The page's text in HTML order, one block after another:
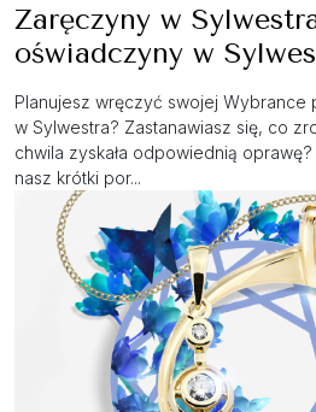
Zaręczyny w
oświadczyny w
Planujesz wręczyć swojej
w Sylwestra? Zastanawiasz się, co
chwila zyskała odpowiednią
nasz krótki por...